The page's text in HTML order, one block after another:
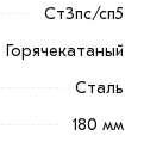
Ст3пс/сп5
Горячекатаный
Сталь
180 мм